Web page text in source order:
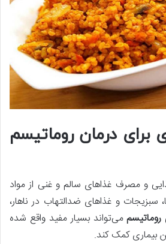
برای درمان روماتیسم
و مصرف غذاهای سالم و غنی از مواد
سبزیجات و غذاهای ضدالتهاب در ناهار،
می‌تواند بسیار مفید واقع شده
بیماری کمک کند.